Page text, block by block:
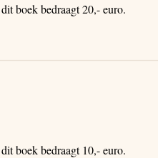
boek bedraagt 20,- euro.
boek bedraagt 10,- euro.